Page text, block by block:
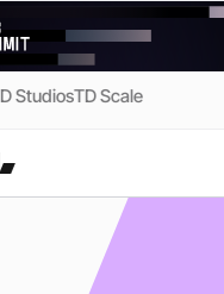
StudiosTD Scale